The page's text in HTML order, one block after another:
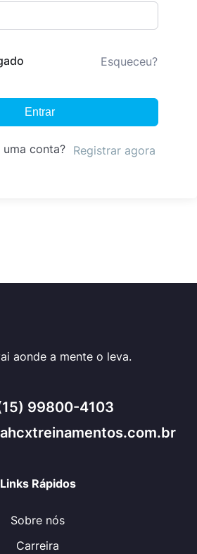
Esqueceu?
Entrar
conta? Registrar agora
aonde a mente o leva.
99800-4103
Links Rápidos
Sobre nós
Carreira